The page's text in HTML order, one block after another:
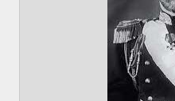
на спинке носа, был у
Сегодня эстетическое
и вторую жизнь, особенно
представителей
татуировками,
Двач, как относишься к